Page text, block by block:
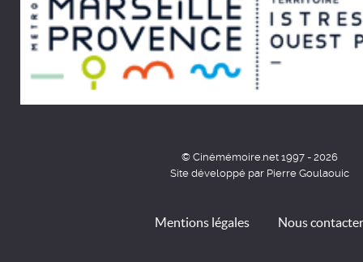
© Cinémémoire.net 1997 - 2026
Site développé par Pierre Goulaouic
Mentions légales Nous contacter